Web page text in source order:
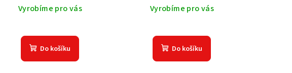
Vyrobíme pro vás
Do košíku
Vyrobíme pro vás
Do košíku